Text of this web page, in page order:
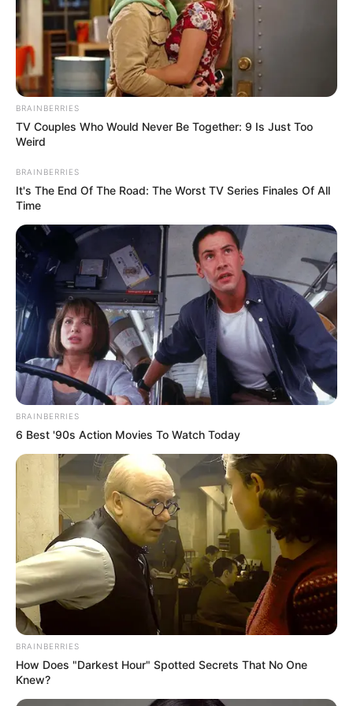
Ανακαλύπτοντας τη Σαντορίνη από τη
Θάλασσα: Η Εμπειρία Πέρα από τις Παραλίες
Τα πιο Έξυπνα Tips Διακόσμησης για να
Μεταμορφώσεις το Σπίτι σου
Πρακτικός Οδηγός Συσκευασίας για
Καταστήματα Εστίασης και E-shops
Ακολουθήστε το evianews.com στο
News
ΤΑ ΠΙΟ ΔΗΜΟΦΙΛΗ
BRAINBERRIES
TV Couples Who Would Never Be Together: 9 Is Just Too
Weird
BRAINBERRIES
It's The End Of The Road: The Worst TV Series Finales Of All
Time
BRAINBERRIES
6 Best '90s Action Movies To Watch Today
BRAINBERRIES
How Does "Darkest Hour" Spotted Secrets That No One
Knew?